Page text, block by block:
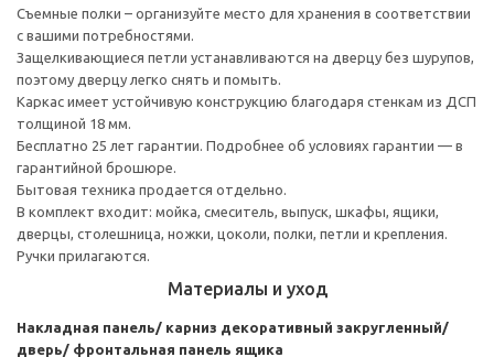
Съемные полки – организуйте место для хранения в соответствии
с вашими потребностями.
Защелкивающиеся петли устанавливаются на дверцу без шурупов,
поэтому дверцу легко снять и помыть.
Каркас имеет устойчивую конструкцию благодаря стенкам из ДСП
толщиной 18 мм.
Бесплатно 25 лет гарантии. Подробнее об условиях гарантии — в
гарантийной брошюре.
Бытовая техника продается отдельно.
В комплект входит: мойка, смеситель, выпуск, шкафы, ящики,
дверцы, столешница, ножки, цоколи, полки, петли и крепления.
Ручки прилагаются.
Материалы и уход
Накладная панель/ карниз декоративный закругленный/
дверь/ фронтальная панель ящика